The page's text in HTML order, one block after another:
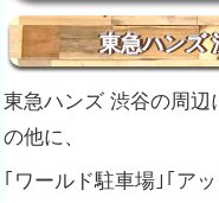
東急ハンズ
東急ハンズ 渋谷の周辺
の他に、
｢ワールド駐車場｣｢ア